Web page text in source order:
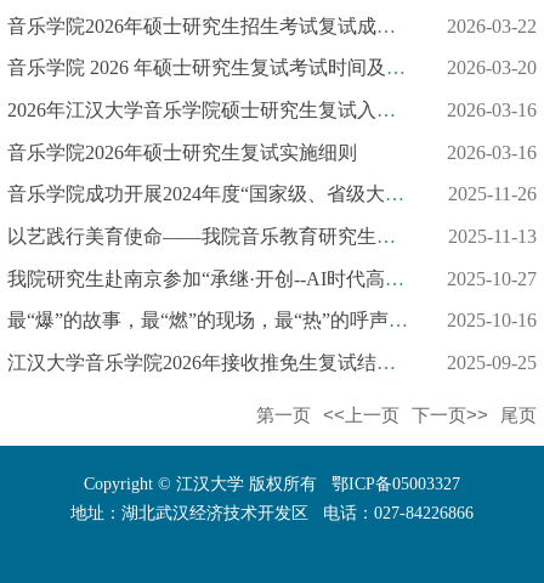
音乐学院2026年硕士研究生招生考试复试成绩公示（一志愿） 2026-03-22
音乐学院 2026 年硕士研究生复试考试时间及场地安排 2026-03-20
2026年江汉大学音乐学院硕士研究生复试入围名单 2026-03-16
音乐学院2026年硕士研究生复试实施细则 2026-03-16
音乐学院成功开展2024年度“国家级、省级大学生创新创业训练计划... 2025-11-26
以艺践行美育使命——我院音乐教育研究生亮相首届全国艺术硕士研究... 2025-11-13
我院研究生赴南京参加“承继·开创--AI时代高等学校百年音乐教育... 2025-10-27
最“爆”的故事，最“燃”的现场，最“热”的呼声……“青春华章... 2025-10-16
江汉大学音乐学院2026年接收推免生复试结果公示 2025-09-25
第一页 <<上一页 下一页>> 尾页
Copyright © 江汉大学 版权所有 鄂ICP备05003327
地址：湖北武汉经济技术开发区 电话：027-84226866